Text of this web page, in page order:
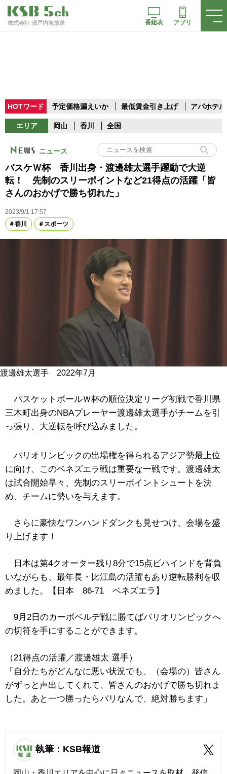
株式会社 瀬戸内海放送 番組表 アプリ
HOTワード 予定価格漏えいか 最低賃金引き上げ アパホテル
エリア 岡山 香川 全国
ニュース
バスケＷ杯 香川出身・渡邊雄太選手躍動で大逆
転！ 先制のスリーポイントなど21得点の活躍「皆
さんのおかげで勝ち切れた」
2023/9/1 17:57
香川
スポーツ
渡邊雄太選手 2022年7月
バスケットボールＷ杯の順位決定リーグ初戦で香川県
三木町出身のNBAプレーヤー渡邊雄太選手がチームを引
っ張り、大逆転を呼び込みました。
パリオリンピックの出場権を得られるアジア勢最上位
に向け、このベネズエラ戦は重要な一戦です。渡邊雄太
は試合開始早々、先制のスリーポイントシュートを決
め、チームに勢いを与えます。
さらに豪快なワンハンドダンクも見せつけ、会場を盛
り上げます！
日本は第4クオーター残り8分で15点ビハインドを背負
いながらも、最年長・比江島の活躍もあり逆転勝利を収
めました。【日本 86-71 ベネズエラ】
9月2日のカーボベルデ戦に勝てばパリオリンピックへ
の切符を手にすることができます。
（21得点の活躍／渡邊雄太 選手）
「自分たちがどんなに悪い状況でも、（会場の）皆さん
がずっと声出してくれて、皆さんのおかげで勝ち切れま
した。あと一つ勝ったらパリなんで、絶対勝ちます」
執筆：KSB報道